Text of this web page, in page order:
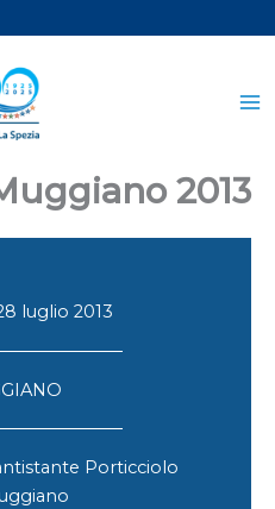
2013
luglio 2013
Porticciolo